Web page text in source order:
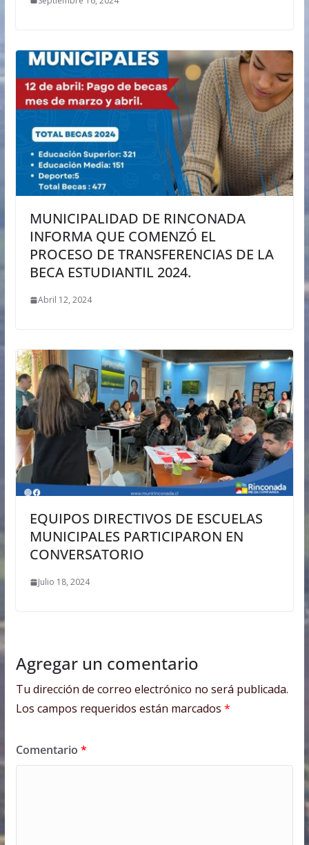
MUNICIPALIDAD DE RINCONADA
INFORMA QUE COMENZÓ EL
PROCESO DE TRANSFERENCIAS DE LA
BECA ESTUDIANTIL 2024.
Abril 12, 2024
EQUIPOS DIRECTIVOS DE ESCUELAS
MUNICIPALES PARTICIPARON EN
CONVERSATORIO
Julio 18, 2024
Agregar un comentario
Tu dirección de correo electrónico no será publicada.
Los campos requeridos están marcados *
Comentario *